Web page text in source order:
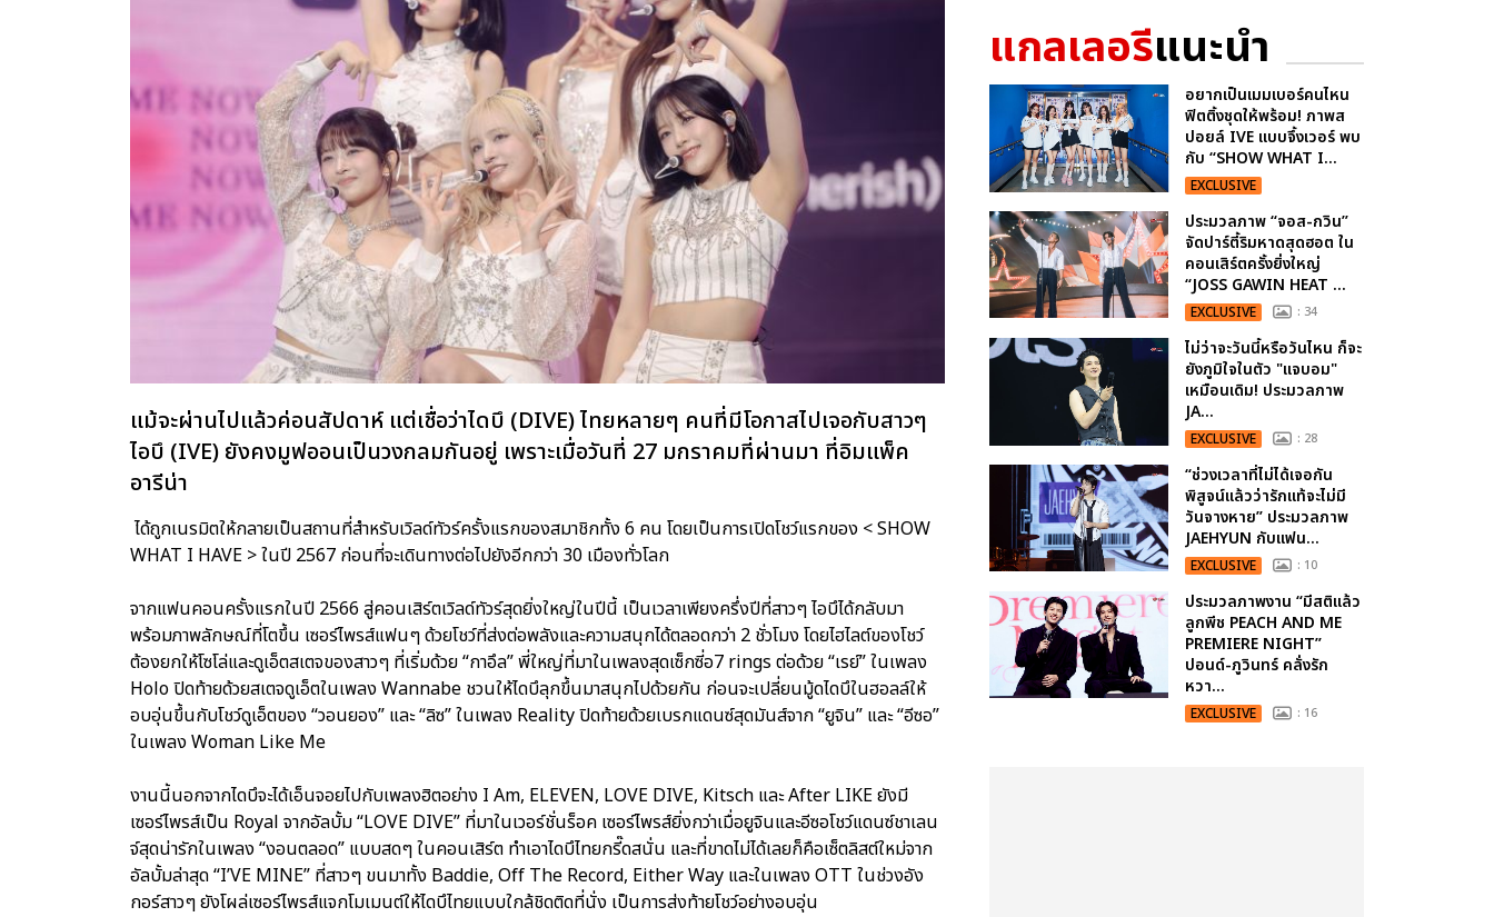
แม้จะผ่านไปแล้วค่อนสัปดาห์ แต่เชื่อว่าไดบึ (DIVE) ไทยหลายๆ คนที่มีโอกาสไปเจอกับสาวๆ
ไอบึ (IVE) ยังคงมูฟออนเป็นวงกลมกันอยู่ เพราะเมื่อวันที่ 27 มกราคมที่ผ่านมา ที่อิมแพ็ค
อารีน่า
ได้ถูกเนรมิตให้กลายเป็นสถานที่สำหรับเวิลด์ทัวร์ครั้งแรกของสมาชิกทั้ง 6 คน โดยเป็นการเปิดโชว์แรกของ < SHOW
WHAT I HAVE > ในปี 2567 ก่อนที่จะเดินทางต่อไปยังอีกกว่า 30 เมืองทั่วโลก
จากแฟนคอนครั้งแรกในปี 2566 สู่คอนเสิร์ตเวิลด์ทัวร์สุดยิ่งใหญ่ในปีนี้ เป็นเวลาเพียงครึ่งปีที่สาวๆ ไอบึได้กลับมา
พร้อมภาพลักษณ์ที่โตขึ้น เซอร์ไพรส์แฟนๆ ด้วยโชว์ที่ส่งต่อพลังและความสนุกได้ตลอดกว่า 2 ชั่วโมง โดยไฮไลต์ของโชว์
ต้องยกให้โซโล่และดูเอ็ตสเตจของสาวๆ ที่เริ่มด้วย “กาอึล” พี่ใหญ่ที่มาในเพลงสุดเซ็กซี่อ7 rings ต่อด้วย “เรย์” ในเพลง
Holo ปิดท้ายด้วยสเตจดูเอ็ตในเพลง Wannabe ชวนให้ไดบึลุกขึ้นมาสนุกไปด้วยกัน ก่อนจะเปลี่ยนมู้ดไดบึในฮอลล์ให้
อบอุ่นขึ้นกับโชว์ดูเอ็ตของ “วอนยอง” และ “ลิซ” ในเพลง Reality ปิดท้ายด้วยเบรกแดนซ์สุดมันส์จาก “ยูจิน” และ “อีซอ”
ในเพลง Woman Like Me
งานนี้นอกจากไดบึจะได้เอ็นจอยไปกับเพลงฮิตอย่าง I Am, ELEVEN, LOVE DIVE, Kitsch และ After LIKE ยังมี
เซอร์ไพรส์เป็น Royal จากอัลบั้ม “LOVE DIVE” ที่มาในเวอร์ชั่นร็อค เซอร์ไพรส์ยิ่งกว่าเมื่อยูจินและอีซอโชว์แดนซ์ชาเลน
จ์สุดน่ารักในเพลง “งอนตลอด” แบบสดๆ ในคอนเสิร์ต ทำเอาไดบึไทยกรี๊ดสนั่น และที่ขาดไม่ได้เลยก็คือเซ็ตลิสต์ใหม่จาก
อัลบั้มล่าสุด “I’VE MINE” ที่สาวๆ ขนมาทั้ง Baddie, Off The Record, Either Way และในเพลง OTT ในช่วงอัง
กอร์สาวๆ ยังโผล่เซอร์ไพรส์แจกโมเมนต์ให้ไดบึไทยแบบใกล้ชิดติดที่นั่ง เป็นการส่งท้ายโชว์อย่างอบอุ่น
แกลเลอรีแนะนำ
อยากเป็นเมมเบอร์คนไหน
ฟิตติ้งชุดให้พร้อม! ภาพส
ปอยล์ IVE แบบจึ้งเวอร์ พบ
กับ “SHOW WHAT I...
EXCLUSIVE
ประมวลภาพ “จอส-กวิน”
จัดปาร์ตี้ริมหาดสุดฮอต ใน
คอนเสิร์ตครั้งยิ่งใหญ่
“JOSS GAWIN HEAT ...
EXCLUSIVE : 34
ไม่ว่าจะวันนี้หรือวันไหน ก็จะ
ยังภูมิใจในตัว "แจบอม"
เหมือนเดิม! ประมวลภาพ
JA...
EXCLUSIVE : 28
“ช่วงเวลาที่ไม่ได้เจอกัน
พิสูจน์แล้วว่ารักแท้จะไม่มี
วันจางหาย” ประมวลภาพ
JAEHYUN กับแฟน...
EXCLUSIVE : 10
ประมวลภาพงาน “มีสติแล้ว
ลูกพีช PEACH AND ME
PREMIERE NIGHT”
ปอนด์-ภูวินทร์ คลั่งรัก
หวา...
EXCLUSIVE : 16